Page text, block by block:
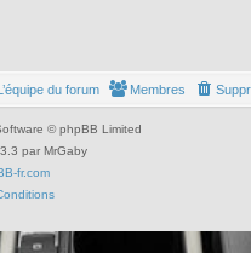
Membres
du forum
© phpBB Limited
par MrGaby
fr.com